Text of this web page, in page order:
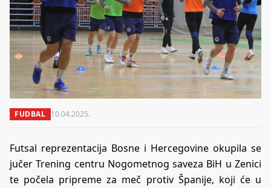
FUDBAL 10.04.2025.
Futsal reprezentacija Bosne i Hercegovine okupila se
jučer Trening centru Nogometnog saveza BiH u Zenici
te počela pripreme za meč protiv Španije, koji će u